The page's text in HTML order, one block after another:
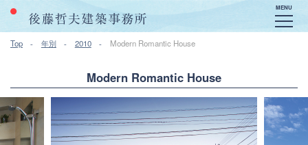
MENU
Top 年別 2010 Modern Romantic House
Modern Romantic House